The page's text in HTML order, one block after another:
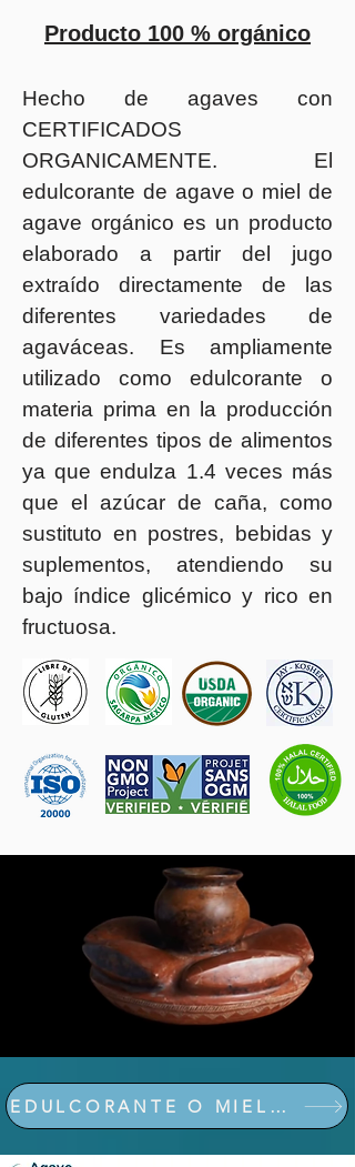
Producto 100 % orgánico
Hecho de agaves con
CERTIFICADOS
ORGANICAMENTE. El
edulcorante de agave o miel de
agave orgánico es un producto
elaborado a partir del jugo
extraído directamente de las
diferentes variedades de
agaváceas. Es ampliamente
utilizado como edulcorante o
materia prima en la producción
de diferentes tipos de alimentos
ya que endulza 1.4 veces más
que el azúcar de caña, como
sustituto en postres, bebidas y
suplementos, atendiendo su
bajo índice glicémico y rico en
fructuosa.
EDULCORANTE O MIEL DE AGAVE